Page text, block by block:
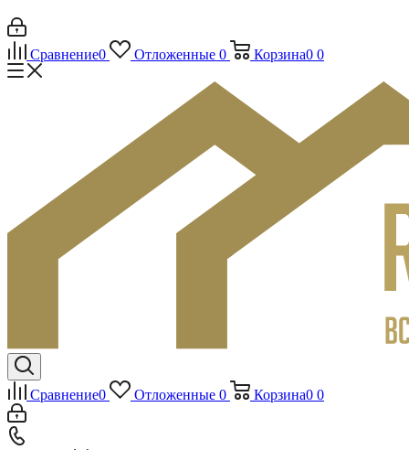
Сравнение0 Отложенные 0 Корзина0 0
Сравнение0 Отложенные 0 Корзина0 0